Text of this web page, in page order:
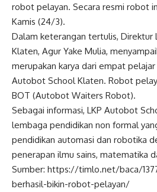
robot pelayan. Secara resmi robot
Kamis (24/3).
Dalam keterangan tertulis, Direktur
Klaten, Agur Yake Mulia,
merupakan karya dari empat pelajar
Autobot School Klaten. Robot
BOT (Autobot Waiters Robot).
Sebagai informasi, LKP Autobot
lembaga pendidikan non formal
pendidikan automasi dan robotika
penerapan ilmu sains, matematika
Sumber: https://timlo.net/baca/
berhasil-bikin-robot-pelayan/